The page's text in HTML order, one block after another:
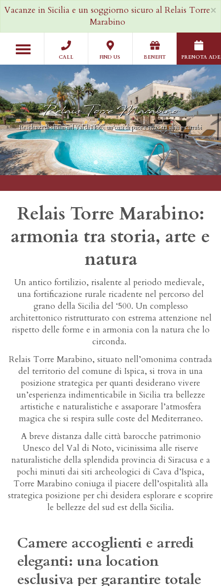
Salta
×
Vacanze in Sicilia e un soggiorno sicuro al Relais Torre
Marabino
Toggle
navigation
CALL FIND US BENEFIT PRENOTA
Relais Torre Marabino
di charm nel Val di Noto, un’oasi di pace e relax tra ulivi e carrubi
Relais Torre Marabino:
armonia tra storia, arte e
natura
Un antico fortilizio, risalente al periodo medievale,
una fortificazione rurale ricadente nel percorso del
grano della Sicilia del ‘500. Un complesso
architettonico ristrutturato con estrema attenzione nel
rispetto delle forme e in armonia con la natura che lo
circonda.
Relais Torre Marabino, situato nell’omonima contrada
del territorio del comune di Ispica, si trova in una
posizione strategica per quanti desiderano vivere
un’esperienza indimenticabile in Sicilia tra bellezze
artistiche e naturalistiche e assaporare l’atmosfera
magica che si respira sulle coste del Mediterraneo.
A breve distanza dalle città barocche patrimonio
Unesco del Val di Noto, vicinissima alle riserve
naturalistiche della splendida provincia di Siracusa e a
pochi minuti dai siti archeologici di Cava d’Ispica,
Torre Marabino coniuga il piacere dell’ospitalità alla
strategica posizione per chi desidera esplorare e scoprire
le bellezze del sud est della Sicilia.
Camere accoglienti e arredi
eleganti: una location
esclusiva per garantire totale